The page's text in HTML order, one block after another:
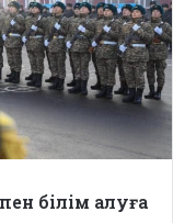
білім алуға